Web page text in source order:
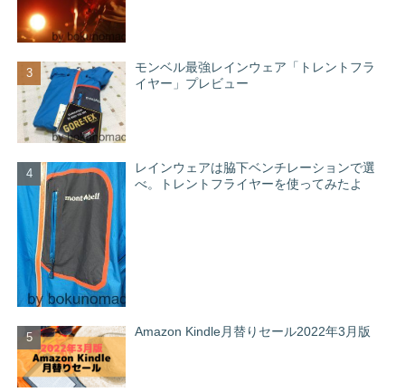
モンベル最強レインウェア「トレントフラ
イヤー」プレビュー
レインウェアは脇下ベンチレーションで選
べ。トレントフライヤーを使ってみたよ
Amazon Kindle月替りセール2022年3月版